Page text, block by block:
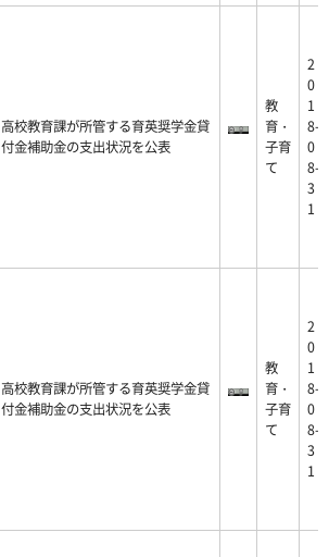
高校教育課が所管する育英奨学金貸
付金補助金の支出状況を公表
教
育・
子育
て
2
0
1
8-
0
8-
3
1
高校教育課が所管する育英奨学金貸
付金補助金の支出状況を公表
教
育・
子育
て
2
0
1
8-
0
8-
3
1